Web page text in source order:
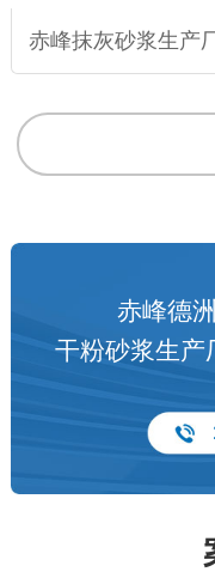
赤峰抹灰砂浆生产
赤峰德
干粉砂浆生产